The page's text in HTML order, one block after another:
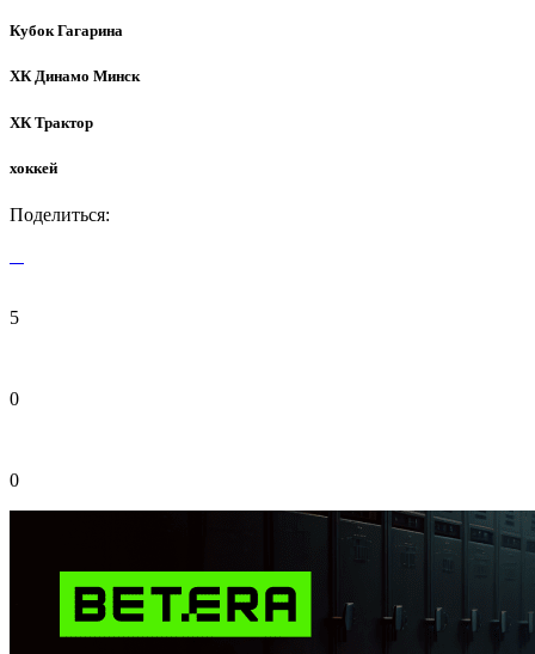
Кубок Гагарина
ХК Динамо Минск
ХК Трактор
хоккей
Поделиться:
5
0
0